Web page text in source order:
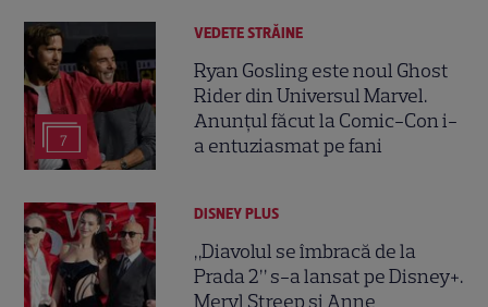
7
VEDETE STRĂINE
Ryan Gosling este noul Ghost
Rider din Universul Marvel.
Anunțul făcut la Comic-Con i-
a entuziasmat pe fani
DISNEY PLUS
„Diavolul se îmbracă de la
Prada 2” s-a lansat pe Disney+.
Meryl Streep și Anne